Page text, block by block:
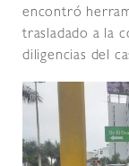
encontró
trasladado a la
diligencias del